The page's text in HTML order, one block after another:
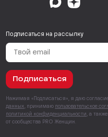
Подписаться на рассылку
Подписаться
Нажимая «Подписаться», я даю
данных , принимаю пользовательское
политикой конфиденциальности , а также
от сообщества PRO Женщин.